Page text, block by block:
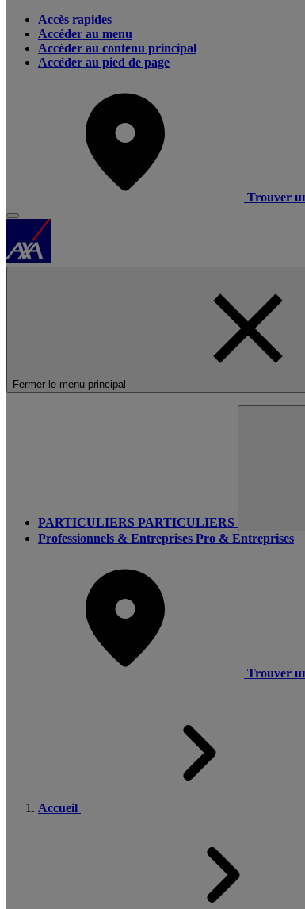
Accès rapides
Accéder au menu
Accéder au contenu principal
Accéder au pied de page
Trouver
Fermer le menu principal
PARTICULIERS PARTICULIERS
Professionnels & Entreprises Pro & Entreprises
Trouver
Accueil